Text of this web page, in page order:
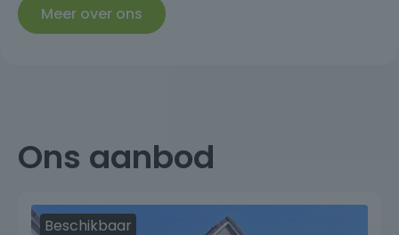
Meer over ons
Ons aanbod
Beschikbaar